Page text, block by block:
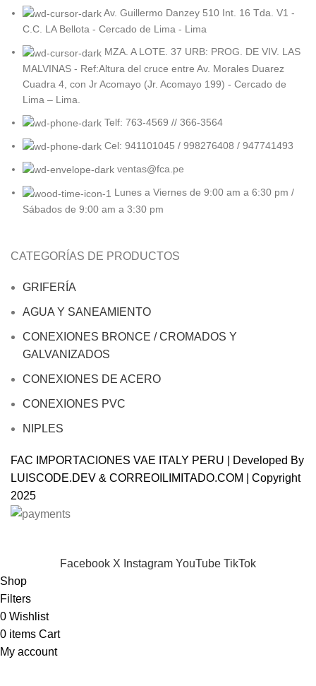
Av. Guillermo Danzey 510 Int. 16 Tda. V1 -
C.C. LA Bellota - Cercado de Lima - Lima
MZA. A LOTE. 37 URB: PROG. DE VIV. LAS
MALVINAS - Ref:Altura del cruce entre Av. Morales Duarez
Cuadra 4, con Jr Acomayo (Jr. Acomayo 199) - Cercado de
Lima – Lima.
Telf: 763-4569 // 366-3564
Cel: 941101045 / 998276408 / 947741493
ventas@fca.pe
Lunes a Viernes de 9:00 am a 6:30 pm /
Sábados de 9:00 am a 3:30 pm
CATEGORÍAS DE PRODUCTOS
GRIFERÍA
AGUA Y SANEAMIENTO
CONEXIONES BRONCE / CROMADOS Y
GALVANIZADOS
CONEXIONES DE ACERO
CONEXIONES PVC
NIPLES
FAC IMPORTACIONES VAE ITALY PERU | Developed By
LUISCODE.DEV & CORREOILIMITADO.COM
| Copyright
2025
Facebook X Instagram YouTube TikTok
Shop
Filters
0 Wishlist
0 items Cart
My account